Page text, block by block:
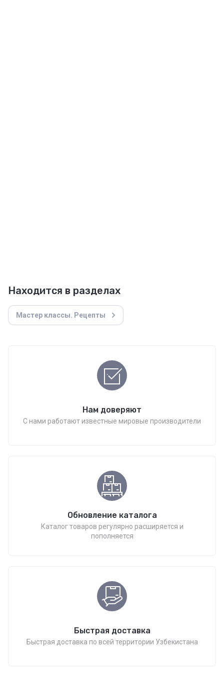
Находится в разделах
Мастер классы. Рецепты
Нам доверяют
С нами работают известные мировые производители
Обновление каталога
Каталог товаров регулярно расширяется и
пополняется
Быстрая доставка
Быстрая доставка по всей территории Узбекистана